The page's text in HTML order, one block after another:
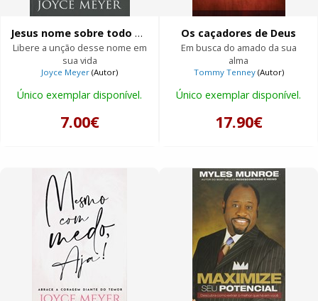
Jesus nome sobre todo nome
Libere a unção desse nome em
sua vida
Joyce Meyer (Autor)
Único exemplar disponível.
7.00€
Os caçadores de Deus
Em busca do amado da sua
alma
Tommy Tenney(Autor)
Único exemplar disponível.
17.90€